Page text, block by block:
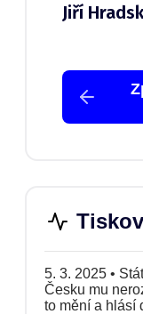
Jiří
5. 3. 2025 •
Česku mu
to mění a hlásí